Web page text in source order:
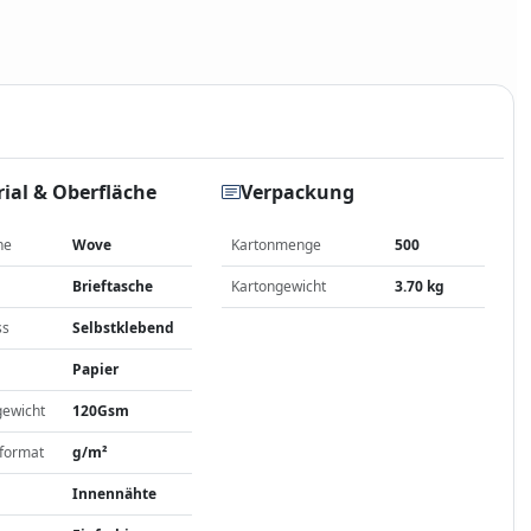
& Oberfläche
Wove
Brieftasche
Selbstklebend
Papier
120Gsm
g/m²
Innennähte
Verpackung
Kartonmenge 500
Kartongewicht 3.70 kg